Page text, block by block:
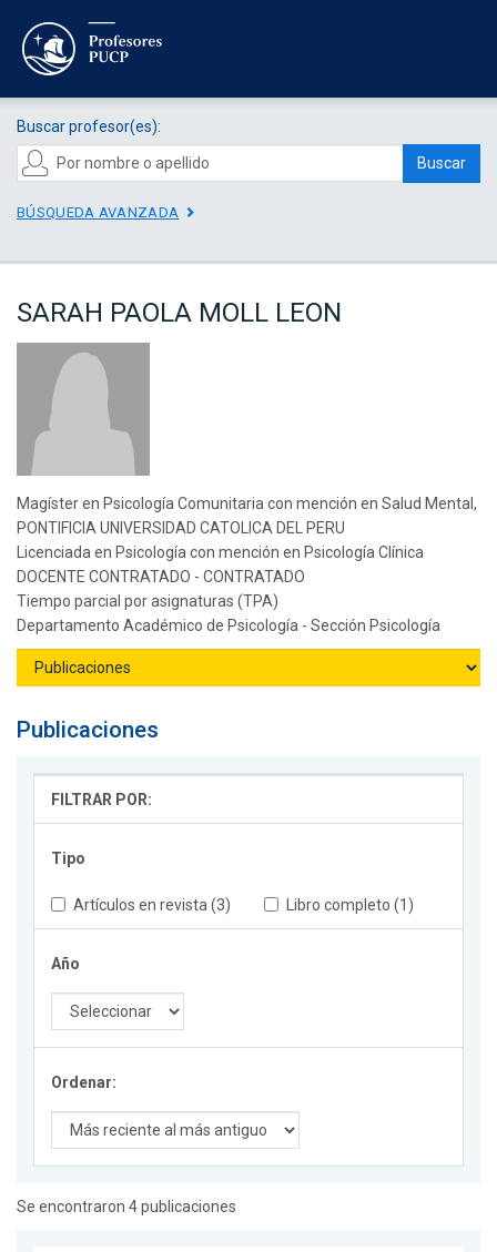
Buscar profesor(es):
Buscar
BÚSQUEDA AVANZADA
SARAH PAOLA MOLL LEON
Magíster en Psicología Comunitaria con mención en Salud Mental,
PONTIFICIA UNIVERSIDAD CATOLICA DEL PERU
Licenciada en Psicología con mención en Psicología Clínica
DOCENTE CONTRATADO - CONTRATADO
Tiempo parcial por asignaturas (TPA)
Departamento Académico de Psicología - Sección Psicología
Publicaciones
FILTRAR POR:
Tipo
Artículos en revista (3) Libro completo (1)
Año
Ordenar:
Se encontraron 4 publicaciones